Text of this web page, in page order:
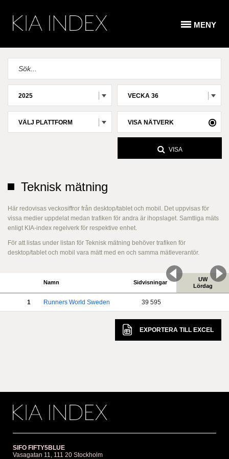
MENY
VISA
2025 VECKA 36
VÄLJ PLATTFORM VISA NÄTVERK
Teknisk mätning
Här redovisas veckosiffror från desktop/tablet och mobil. Det uppvisas för
vissa medier uppdelat medan trafiken för andra är ihopslaget. Samtliga mäts
enligt KIA-index regelverk för respektive enhet.
För att listas under listan för Teknisk mätning behöver trafiken för
desktop/tablet och mobil vara mätt med en och samma mätleverantör.
Namn Sidvisningar
UW
Lördag
1 Runners World Sweden 39 595
EXPORTERA TILL EXCEL
SIFO FIFTY5BLUE
Vasagatan 11, 111 20 Stockholm